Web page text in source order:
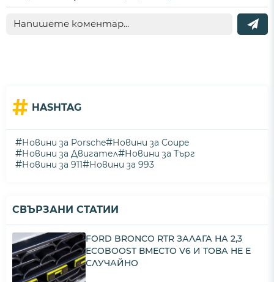
# HASHTAG
#Новини за Porsche#Новини за Coupe
#Новини за Двигател#Новини за Търг
#Новини за 911#Новини за 993
СВЪРЗАНИ СТАТИИ
FORD BRONCO RTR ЗАЛАГА НА 2,3
ECOBOOST ВМЕСТО V6 И ТОВА НЕ Е
СЛУЧАЙНО